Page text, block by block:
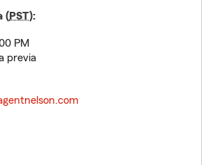
(PST):
PM
previa